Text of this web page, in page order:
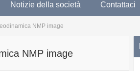
Notizie della società Contattaci
NMP image
NMP image